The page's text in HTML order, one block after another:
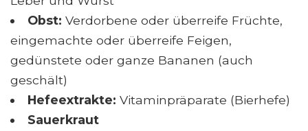
Obst: Verdorbene oder überreife Früchte,
eingemachte oder überreife Feigen,
gedünstete oder ganze Bananen (auch
geschält)
Hefeextrakte: Vitaminpräparate (Bierhefe)
Sauerkraut